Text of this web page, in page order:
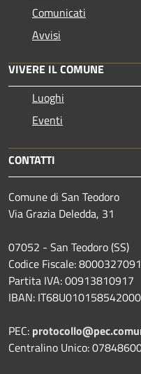
Comunicati
Avvisi
VIVERE IL COMUNE
Luoghi
Eventi
CONTATTI
Comune di San Teodoro
Via Grazia Deledda, 31
07052 - San Teodoro (SS)
Codice Fiscale:
Partita IVA: 00913810917
IBAN:
PEC:
Centralino Unico: